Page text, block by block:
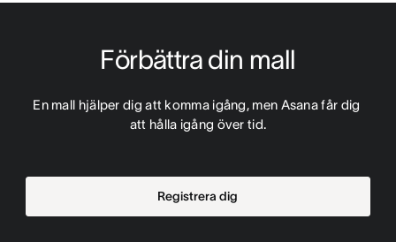
Förbättra din mall
En mall hjälper dig att komma igång, men Asana får dig
att hålla igång över tid.
Registrera dig